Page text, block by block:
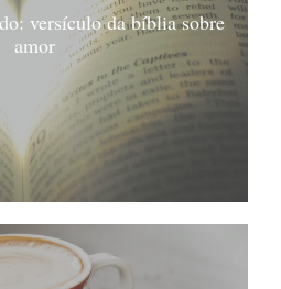
versículo da bíblia sobre
amor